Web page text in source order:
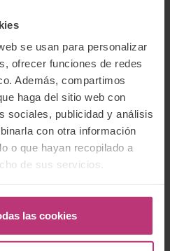
se usan para personalizar
ofrecer funciones de redes
Además, compartimos
haga del sitio web con
sociales, publicidad y análisis
con otra información
o que hayan recopilado a
de sus servicios.
las cookies
boletín para recibir las
relevante del